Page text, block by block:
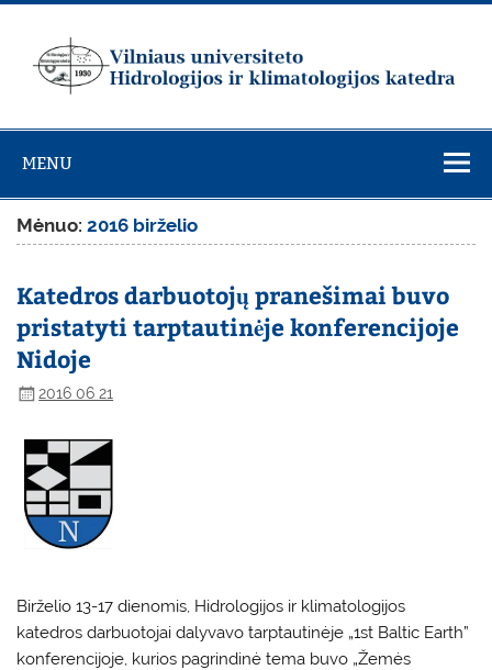
Skip
universiteto
Hidrologijos ir
klimatologijos
katedra
MENU
Mėnuo:2016 birželio
Katedros darbuotojų pranešimai buvo
pristatyti tarptautinėje konferencijoje
Nidoje
2016 06 21
Birželio 13-17 dienomis, Hidrologijos ir klimatologijos
katedros darbuotojai dalyvavo tarptautinėje „1st Baltic Earth”
konferencijoje, kurios pagrindinė tema buvo „Žemės